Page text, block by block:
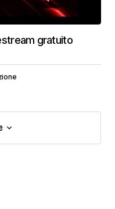
gratuito